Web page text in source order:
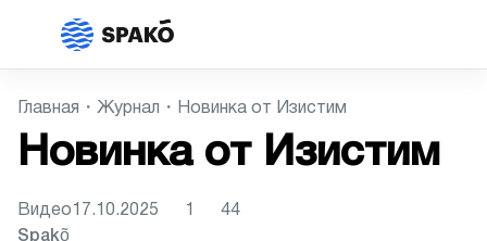
Главная Журнал Новинка от Изистим
Новинка от Изистим
Видео 17.10.2025 1
44
Spakõ